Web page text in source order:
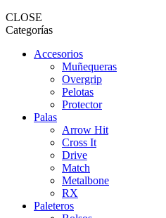
CLOSE
Categorías
Accesorios
Muñequeras
Overgrip
Pelotas
Protector
Palas
Arrow Hit
Cross It
Drive
Match
Metalbone
RX
Paleteros